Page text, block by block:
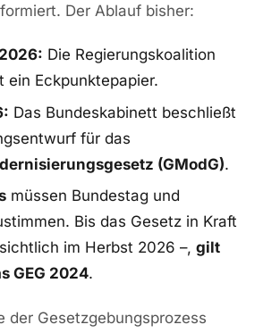
Der Ablauf bisher:
Die Regierungskoalition
ein Eckpunktepapier.
Das Bundeskabinett beschließt
für das
(GModG).
müssen Bundestag und
Bis das Gesetz in Kraft
im Herbst 2026 –, gilt
GEG 2024.
der Gesetzgebungsprozess